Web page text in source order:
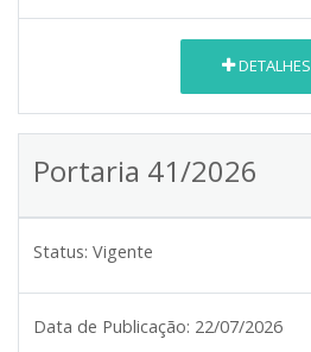
DETALHES
Portaria 41/2026
Status: Vigente
Data de Publicação: 22/07/2026